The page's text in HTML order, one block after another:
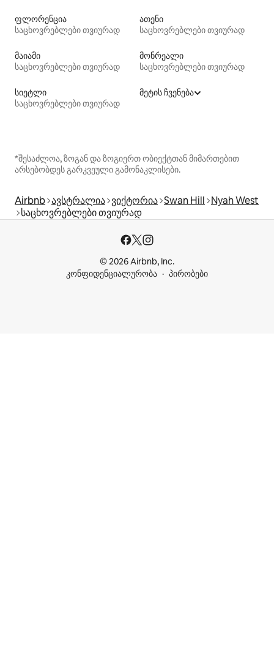
ფლორენცია
საცხოვრებლები თვიურად
ათენი
საცხოვრებლები თვიურად
მაიამი
საცხოვრებლები თვიურად
მონრეალი
საცხოვრებლები თვიურად
სიეტლი
საცხოვრებლები თვიურად
მეტის ჩვენება
*შესაძლოა, ზოგან და ზოგიერთ ობიექტთან მიმართებით
არსებობდეს გარკვეული გამონაკლისები.
Airbnb ავსტრალია ვიქტორია Swan Hill Nyah West
საცხოვრებლები თვიურად
© 2026 Airbnb, Inc.
კონფიდენციალურობა
პირობები